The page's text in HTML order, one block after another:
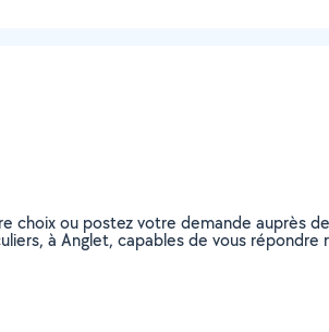
choix ou postez votre demande auprès
à Anglet, capables de vous répondre